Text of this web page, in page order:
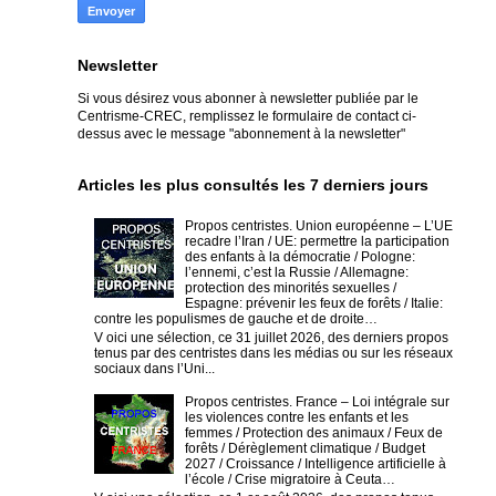
Newsletter
Si vous désirez vous abonner à newsletter publiée par le
Centrisme-CREC, remplissez le formulaire de contact ci-
dessus avec le message "abonnement à la newsletter"
Articles les plus consultés les 7 derniers jours
Propos centristes. Union européenne – L’UE
recadre l’Iran / UE: permettre la participation
des enfants à la démocratie / Pologne:
l’ennemi, c’est la Russie / Allemagne:
protection des minorités sexuelles /
Espagne: prévenir les feux de forêts / Italie:
contre les populismes de gauche et de droite…
V oici une sélection, ce 31 juillet 2026, des derniers propos
tenus par des centristes dans les médias ou sur les réseaux
sociaux dans l’Uni...
Propos centristes. France – Loi intégrale sur
les violences contre les enfants et les
femmes / Protection des animaux / Feux de
forêts / Dérèglement climatique / Budget
2027 / Croissance / Intelligence artificielle à
l’école / Crise migratoire à Ceuta…